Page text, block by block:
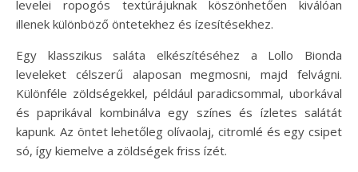
levelei ropogós textúrájuknak köszönhetően kiválóan
illenek különböző öntetekhez és ízesítésekhez.
Egy klasszikus saláta elkészítéséhez a Lollo Bionda
leveleket célszerű alaposan megmosni, majd felvágni.
Különféle zöldségekkel, például paradicsommal, uborkával
és paprikával kombinálva egy színes és ízletes salátát
kapunk. Az öntet lehetőleg olívaolaj, citromlé és egy csipet
só, így kiemelve a zöldségek friss ízét.